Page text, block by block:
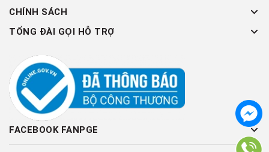
CHÍNH SÁCH
TỔNG ĐÀI GỌI HỖ TRỢ
FACEBOOK FANPGE